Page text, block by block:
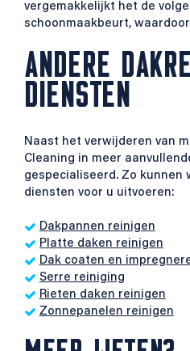
vergemakkelijkt het de
schoonmaakbeurt,
ANDERE
DIENSTEN
Naast het verwijderen van
Cleaning in meer
gespecialiseerd. Zo kunnen
diensten voor u uitvoeren:
Dakpannen reinigen
Platte daken reinigen
Dak coaten en
Serre reiniging
Rieten daken reinigen
Zonnepanelen reinigen